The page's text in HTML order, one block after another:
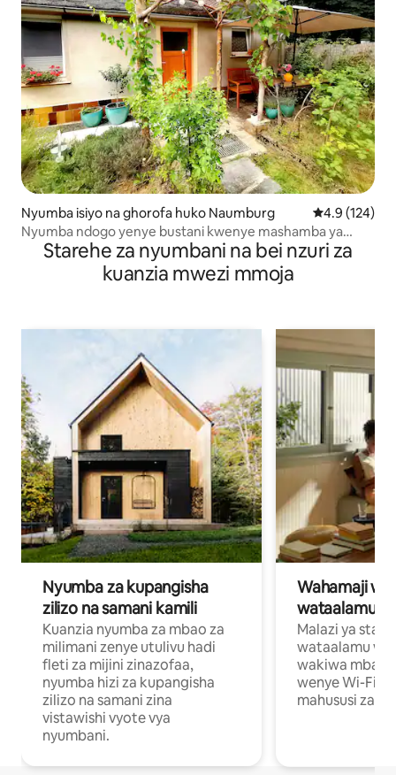
Nyumba isiyo na ghorofa huko Naumburg Ukadiriaji wa
4.9 (124)
Nyumba ndogo yenye bustani kwenye mashamba ya
mizabibu
Starehe za nyumbani na bei nzuri za
kuanzia mwezi mmoja
Nyumba za kupangisha
zilizo na samani kamili
Kuanzia nyumba za mbao za
milimani zenye utulivu hadi
fleti za mijini zinazofaa,
nyumba hizi za kupangisha
zilizo na samani zina
vistawishi vyote vya
nyumbani.
Wahamaji
wataalamu
Malazi ya
wataalamu
wakiwa mbali
wenye Wi-Fi
mahususi za